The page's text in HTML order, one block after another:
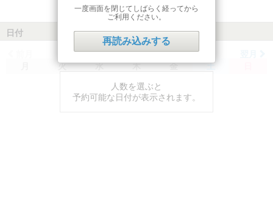
日付
火 水 木 金 土
人数を選ぶと
予約可能な日付が表示されます。
一度画面を閉じてしばらく経ってから
ご利用ください。
再読み込みする